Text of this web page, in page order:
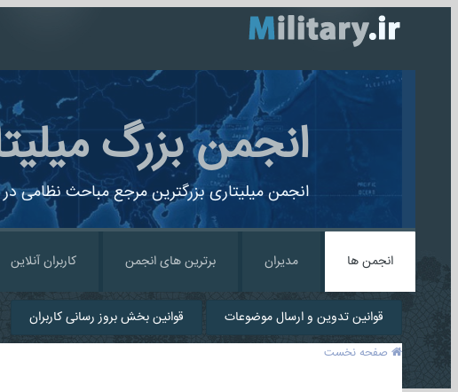
انجمن بزرگ
انجمن میلیتاری بزرگترین مرجع مباحث نظامی در
انجمن ها مدیران برترین های انجمن کاربران آنلاین
قوانین تدوین و ارسال موضوعات قوانین بخش بروز رسانی کاربران
صفحه نخست